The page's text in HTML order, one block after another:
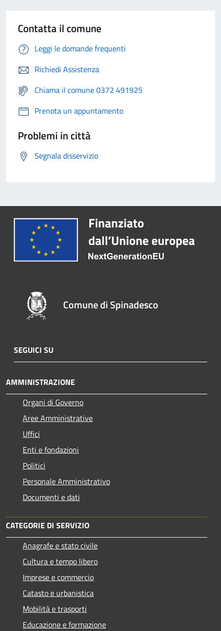
Contatta il comune
Leggi le domande frequenti
Richiedi Assistenza
Chiama il comune 0372 491925
Prenota un appuntamento
Problemi in città
Segnala disservizio
Comune di Spinadesco
SEGUICI SU
AMMINISTRAZIONE
Organi di Governo
Aree Amministrative
Uffici
Enti e fondazioni
Politici
Personale Amministrativo
Documenti e dati
CATEGORIE DI SERVIZIO
Anagrafe e stato civile
Cultura e tempo libero
Imprese e commercio
Catasto e urbanistica
Mobilità e trasporti
Educazione e formazione